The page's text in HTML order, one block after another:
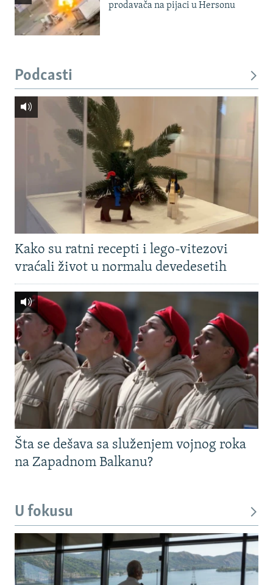
prodavača na pijaci u Hersonu
Podcasti
Kako su ratni recepti i lego-vitezovi
vraćali život u normalu devedesetih
Šta se dešava sa služenjem vojnog roka
na Zapadnom Balkanu?
U fokusu